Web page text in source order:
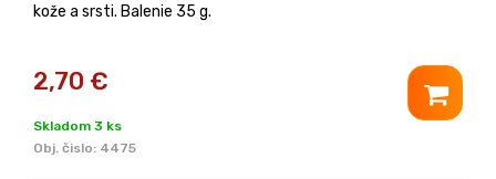
kože a srsti. Balenie 35 g.
2,70 €
Skladom 3 ks
Obj. čislo: 4475